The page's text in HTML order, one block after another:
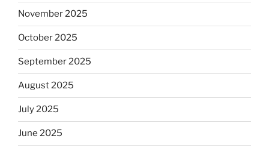
November 2025
October 2025
September 2025
August 2025
July 2025
June 2025